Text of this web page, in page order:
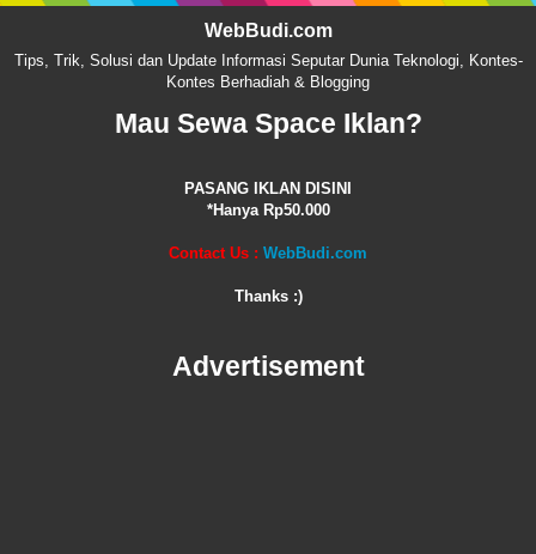
WebBudi.com
Tips, Trik, Solusi dan Update Informasi Seputar Dunia Teknologi, Kontes-
Kontes Berhadiah & Blogging
Mau Sewa Space Iklan?
PASANG IKLAN DISINI
*Hanya Rp50.000
Contact Us : WebBudi.com
Thanks :)
Advertisement